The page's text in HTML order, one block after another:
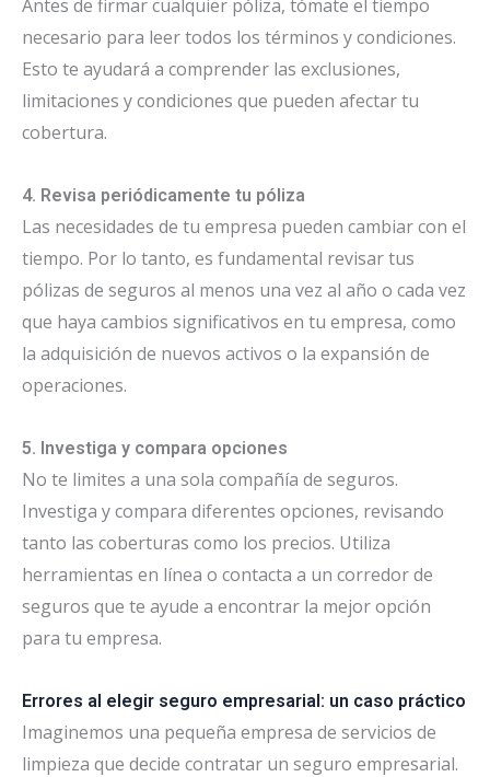
Antes de firmar cualquier póliza, tómate el tiempo
necesario para leer todos los términos y condiciones.
Esto te ayudará a comprender las exclusiones,
limitaciones y condiciones que pueden afectar tu
cobertura.
4. Revisa periódicamente tu póliza
Las necesidades de tu empresa pueden cambiar con el
tiempo. Por lo tanto, es fundamental revisar tus
pólizas de seguros al menos una vez al año o cada vez
que haya cambios significativos en tu empresa, como
la adquisición de nuevos activos o la expansión de
operaciones.
5. Investiga y compara opciones
No te limites a una sola compañía de seguros.
Investiga y compara diferentes opciones, revisando
tanto las coberturas como los precios. Utiliza
herramientas en línea o contacta a un corredor de
seguros que te ayude a encontrar la mejor opción
para tu empresa.
Errores al elegir seguro empresarial: un caso práctico
Imaginemos una pequeña empresa de servicios de
limpieza que decide contratar un seguro empresarial.